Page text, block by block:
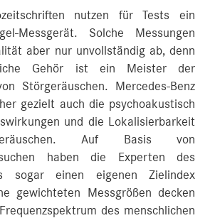
nutzen für Tests ein
Messgerät. Solche Messungen
aber nur unvollständig ab, denn
Gehör ist ein Meister der
Störgeräuschen. Mercedes‑Benz
gezielt auch die psychoakustisch
und die Lokalisierbarkeit
Auf Basis von
haben die Experten des
sogar einen eigenen Zielindex
gewichteten Messgrößen decken
des menschlichen